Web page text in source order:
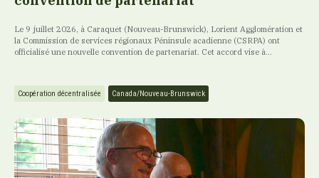
Le 9 juillet 2026, à Caraquet (Nouveau-Brunswick), Lorient Agglomération et
la Commission de services régionaux Péninsule acadienne (CSRPA) ont
officialisé une nouvelle convention de partenariat. Cet accord vise à...
Coopération décentralisée Canada/Nouveau-Brunswick